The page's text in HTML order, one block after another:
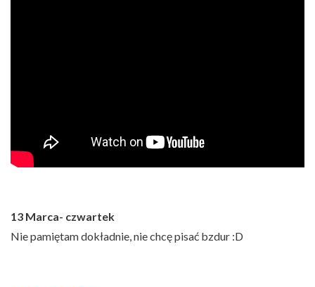
13 Marca- czwartek
Nie pamiętam dokładnie, nie chcę pisać bzdur :D